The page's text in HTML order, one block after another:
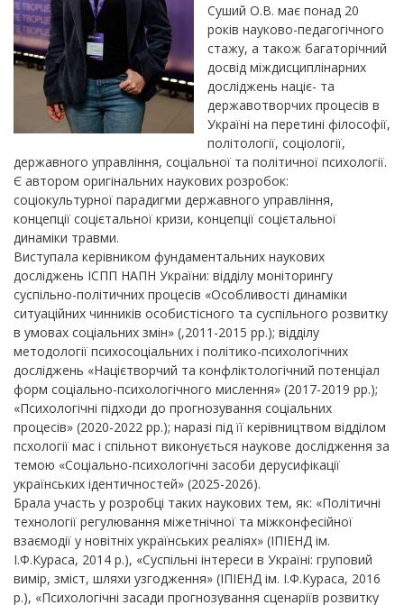
Суший О.В. має понад 20
років науково-педагогічного
стажу, а також багаторічний
досвід міждисциплінарних
досліджень націє- та
державотворчих процесів в
Україні на перетині філософії,
політології, соціології,
державного управління, соціальної та політичної психології.
Є автором оригінальних наукових розробок:
соціокультурної парадигми державного управління,
концепції соцієтальної кризи, концепції соцієтальної
динаміки травми.
Виступала керівником фундаментальних наукових
досліджень ІСПП НАПН України: відділу моніторингу
суспільно-політичних процесів «Особливості динаміки
ситуаційних чинників особистісного та суспільного розвитку
в умовах соціальних змін» (,2011-2015 рр.); відділу
методології психосоціальних і політико-психологічних
досліджень «Націєтворчий та конфліктологічний потенціал
форм соціально-психологічного мислення» (2017-2019 рр.);
«Психологічні підходи до прогнозування соціальних
процесів» (2020-2022 рр.); наразі під її керівництвом відділом
псхології мас і спільнот виконується наукове дослідження за
темою «Соціально-психологічні засоби дерусифікації
українських ідентичностей» (2025-2026).
Брала участь у розробці таких наукових тем, як: «Політичні
технології регулювання міжетнічної та міжконфесійної
взаємодії у новітніх українських реаліях» (ІПІЕНД ім.
І.Ф.Кураса, 2014 р.), «Суспільні інтереси в Україні: груповий
вимір, зміст, шляхи узгодження» (ІПІЕНД ім. І.Ф.Кураса, 2016
р.), «Психологічні засади прогнозування сценаріїв розвитку